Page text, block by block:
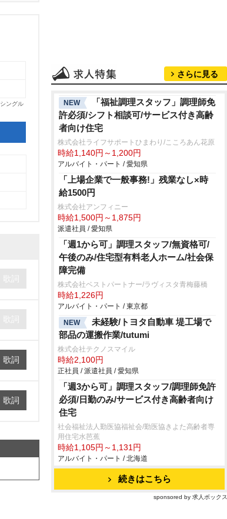
ングル
歌詞
歌詞
さらに見る
NEW
「福祉調理スタッフ」調理師免
許必須/シフト相談可/サービス付き高齢
者向け住宅
株式会社ライフサポートひまわり/こころあん花原
時給1,140円～1,200円
アルバイト・パート / 愛知県
「上場企業で一般事務!」残業なし×時
給1500円
株式会社アンフィニー
時給1,500円～1,875円
派遣社員 / 愛知県
「週1から可」調理スタッフ/無資格可/
午後のみ/住宅型有料老人ホーム/社会保
障完備
株式会社ベストパートナー/ラヴィスタ青梅藤橋
時給1,226円
アルバイト・パート / 東京都
NEW
未経験/トヨタ自動車 堤工場で
部品の運搬作業/tutumi
株式会社テクノスマイル
時給2,100円
正社員 / 派遣社員 / 愛知県
「週3から可」調理スタッフ/調理師免許
必須/日勤のみ/サービス付き高齢者向け
住宅
社会福祉法人勤医協福祉会/勤医協きよた高齢者専
用住宅水芭蕉
時給1,105円～1,131円
アルバイト・パート / 北海道
続きはこちら
sponsored by 求人ボックス